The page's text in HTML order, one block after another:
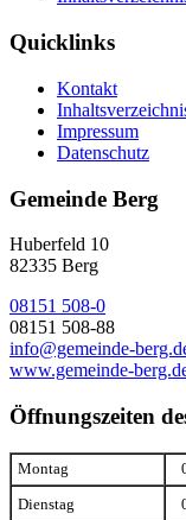
Quicklinks
Kontakt
Impressum
Datenschutz
Gemeinde Berg
Huberfeld 10
82335 Berg
08151 508-0
08151 508-88
info@gemeinde-
www.gemeinde-
Öffnungszeiten
Montag
Dienstag